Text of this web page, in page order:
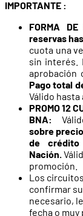
IMPORTANTE :
FORMA
reservas
cuota una
sin interés.
aprobación
Pago total
Válido
PROMO 12
BNA:
sobre
de crédito
Nación.
promoción.
Los
confirmar
necesario,
fecha o muy